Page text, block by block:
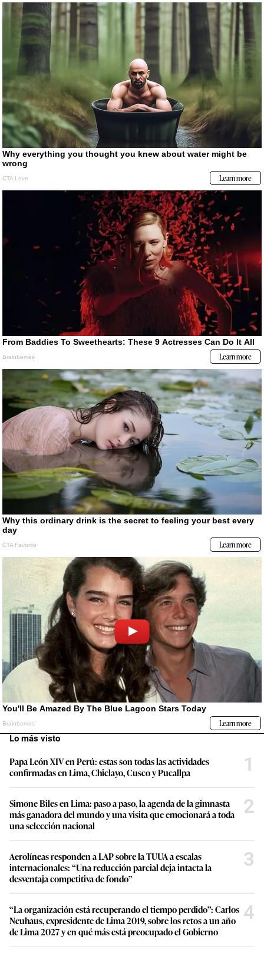
Lo más visto
Papa León XIV en Perú: estas son todas las actividades
confirmadas en Lima, Chiclayo, Cusco y Pucallpa
1
Simone Biles en Lima: paso a paso, la agenda de la gimnasta
más ganadora del mundo y una visita que emocionará a toda
una selección nacional
2
Aerolíneas responden a LAP sobre la TUUA a escalas
internacionales: “Una reducción parcial deja intacta la
desventaja competitiva de fondo”
3
“La organización está recuperando el tiempo perdido”: Carlos
Neuhaus, expresidente de Lima 2019, sobre los retos a un año
de Lima 2027 y en qué más está preocupado el Gobierno
4